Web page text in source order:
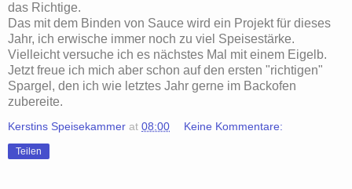
das Richtige.
Das mit dem Binden von Sauce wird ein Projekt für dieses
Jahr, ich erwische immer noch zu viel Speisestärke.
Vielleicht versuche ich es nächstes Mal mit einem Eigelb.
Jetzt freue ich mich aber schon auf den ersten "richtigen"
Spargel, den ich wie letztes Jahr gerne im Backofen
zubereite.
Kerstins Speisekammer at 08:00 Keine Kommentare:
Teilen